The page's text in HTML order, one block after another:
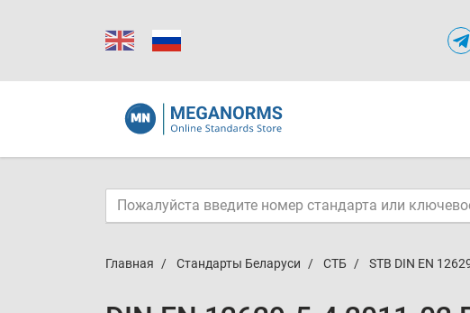
Главная Стандарты Беларуси СТБ STB DIN EN